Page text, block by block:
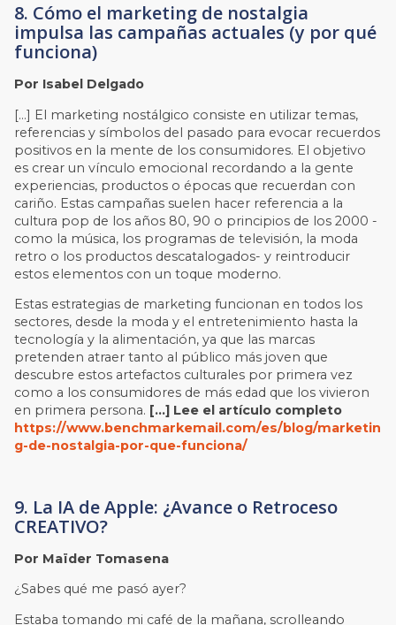
8. Cómo el marketing de nostalgia
impulsa las campañas actuales (y por qué
funciona)
Por Isabel Delgado
[…] El marketing nostálgico consiste en utilizar temas,
referencias y símbolos del pasado para evocar recuerdos
positivos en la mente de los consumidores. El objetivo
es crear un vínculo emocional recordando a la gente
experiencias, productos o épocas que recuerdan con
cariño. Estas campañas suelen hacer referencia a la
cultura pop de los años 80, 90 o principios de los 2000 -
como la música, los programas de televisión, la moda
retro o los productos descatalogados- y reintroducir
estos elementos con un toque moderno.
Estas estrategias de marketing funcionan en todos los
sectores, desde la moda y el entretenimiento hasta la
tecnología y la alimentación, ya que las marcas
pretenden atraer tanto al público más joven que
descubre estos artefactos culturales por primera vez
como a los consumidores de más edad que los vivieron
en primera persona. […] Lee el artículo completo
https://www.benchmarkemail.com/es/blog/marketin
g-de-nostalgia-por-que-funciona/
9. La IA de Apple: ¿Avance o Retroceso
CREATIVO?
Por Maïder Tomasena
¿Sabes qué me pasó ayer?
Estaba tomando mi café de la mañana, scrolleando